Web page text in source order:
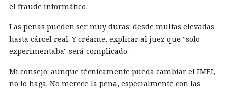
el fraude informático.
Las penas pueden ser muy duras: desde multas elevadas
hasta cárcel real. Y créame, explicar al juez que "solo
experimentaba" será complicado.
Mi consejo: aunque técnicamente pueda cambiar el IMEI,
no lo haga. No merece la pena, especialmente con las